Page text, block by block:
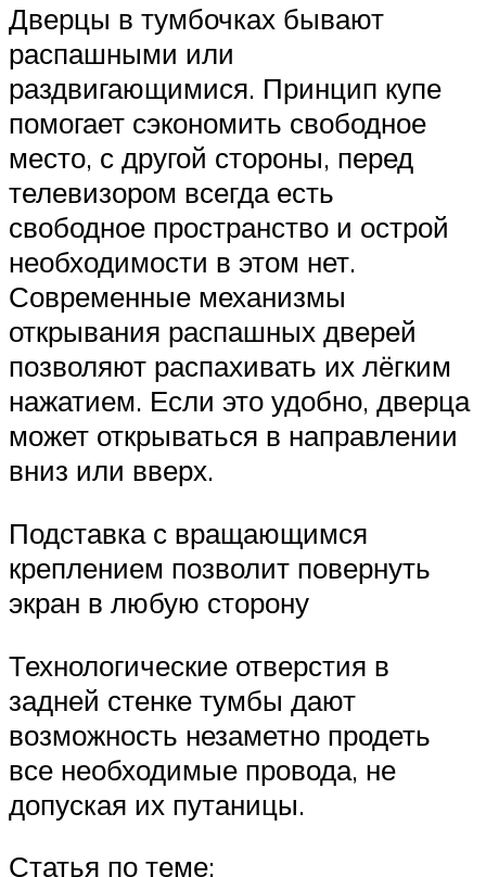
Дверцы в тумбочках бывают
распашными или
раздвигающимися. Принцип купе
помогает сэкономить свободное
место, с другой стороны, перед
телевизором всегда есть
свободное пространство и острой
необходимости в этом нет.
Современные механизмы
открывания распашных дверей
позволяют распахивать их лёгким
нажатием. Если это удобно, дверца
может открываться в направлении
вниз или вверх.
Подставка с вращающимся
креплением позволит повернуть
экран в любую сторону
Технологические отверстия в
задней стенке тумбы дают
возможность незаметно продеть
все необходимые провода, не
допуская их путаницы.
Статья по теме: